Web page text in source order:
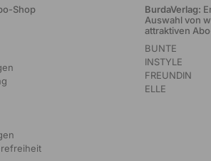
Shop
BurdaVerlag:
Auswahl von
attraktiven
BUNTE
INSTYLE
FREUNDIN
ELLE